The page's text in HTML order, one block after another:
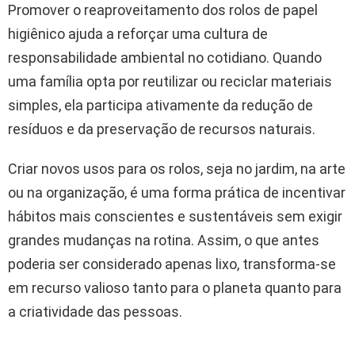
Promover o reaproveitamento dos rolos de papel
higiênico ajuda a reforçar uma cultura de
responsabilidade ambiental no cotidiano. Quando
uma família opta por reutilizar ou reciclar materiais
simples, ela participa ativamente da redução de
resíduos e da preservação de recursos naturais.
Criar novos usos para os rolos, seja no jardim, na arte
ou na organização, é uma forma prática de incentivar
hábitos mais conscientes e sustentáveis sem exigir
grandes mudanças na rotina. Assim, o que antes
poderia ser considerado apenas lixo, transforma-se
em recurso valioso tanto para o planeta quanto para
a criatividade das pessoas.